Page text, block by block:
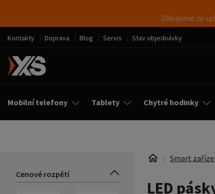
Děkujeme za
Kontakty Doprava Blog Servis Stav objednávky
Mobilní telefony Tablety Chytré hodinky
Cenové rozpětí
Smart
LED